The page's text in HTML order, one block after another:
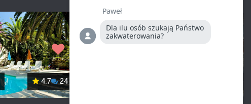
4.7 24